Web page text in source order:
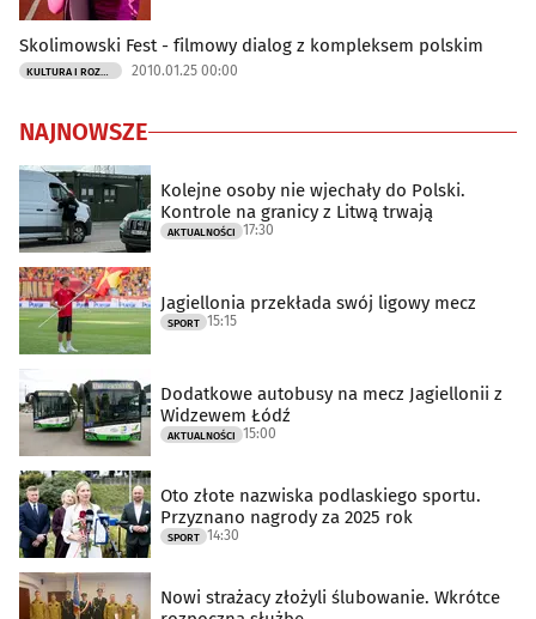
Skolimowski Fest - filmowy dialog z kompleksem polskim
KULTURA I ROZRYWKA 2010.01.25 00:00
NAJNOWSZE
Kolejne osoby nie wjechały do Polski.
Kontrole na granicy z Litwą trwają
AKTUALNOŚCI 17:30
Jagiellonia przekłada swój ligowy mecz
SPORT 15:15
Dodatkowe autobusy na mecz Jagiellonii z
Widzewem Łódź
AKTUALNOŚCI 15:00
Oto złote nazwiska podlaskiego sportu.
Przyznano nagrody za 2025 rok
SPORT 14:30
Nowi strażacy złożyli ślubowanie. Wkrótce